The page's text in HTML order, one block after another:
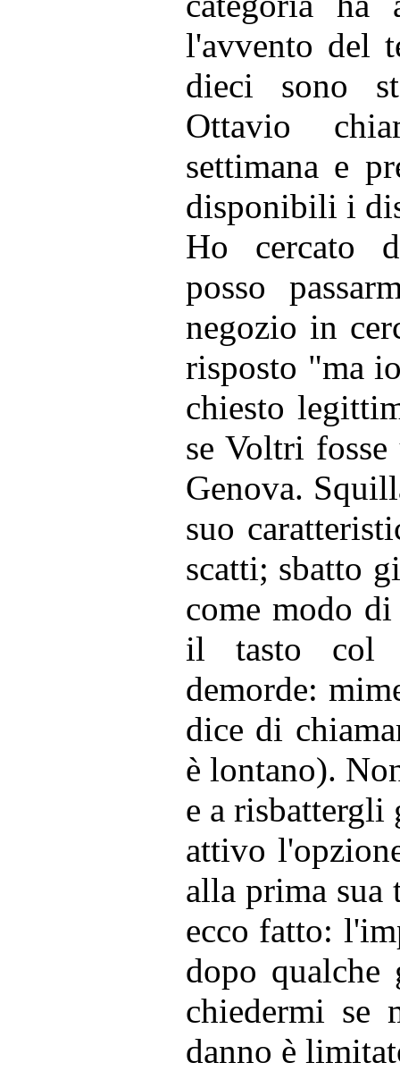
l'avvento del
dieci sono
Ottavio
settimana e
disponibili i
Ho cercato
posso
negozio in
risposto "ma
chiesto
se Voltri
Genova.
suo
scatti; sbatto
come modo
il tasto col
demorde:
dice di
è lontano).
e a
attivo
alla prima sua
ecco fatto:
dopo
chiedermi
danno è